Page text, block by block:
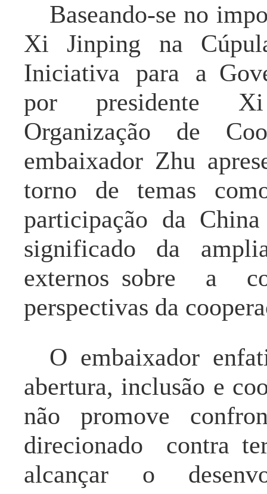
Baseando-se no
Xi Jinping na
Iniciativa para a
por presidente
Organização de
embaixador Zhu
torno de temas
participação da
significado da
externos sobre a
perspectivas da
O embaixador
abertura, inclusão e
não promove
direcionado contra
alcançar o